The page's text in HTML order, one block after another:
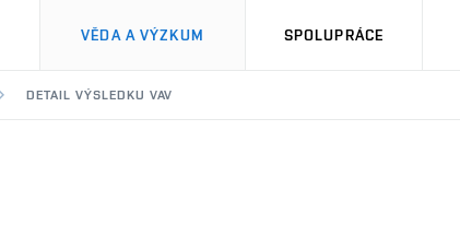
VĚDA A VÝZKUM SPOLUPRÁCE
DETAIL VÝSLEDKU VAV